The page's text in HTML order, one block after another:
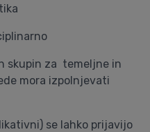
skupin za temeljne in
mora izpolnjevati
se lahko prijavijo